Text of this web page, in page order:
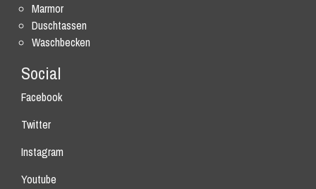
Marmor
Duschtassen
Waschbecken
Social
Facebook
Twitter
Instagram
Youtube